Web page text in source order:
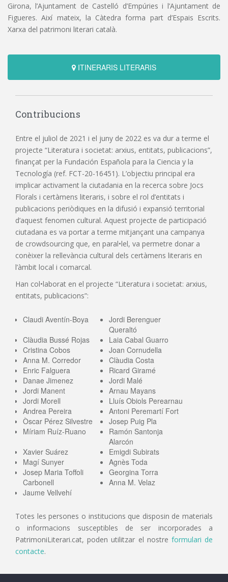
Girona, l’Ajuntament de Castelló d’Empúries i l’Ajuntament de
Figueres. Així mateix, la Càtedra forma part d’Espais Escrits.
Xarxa del patrimoni literari català.
ITINERARIS LITERARIS
Contribucions
Entre el juliol de 2021 i el juny de 2022 es va dur a terme el
projecte “Literatura i societat: arxius, entitats, publicacions”,
finançat per la Fundación Española para la Ciencia y la
Tecnología (ref. FCT-20-16451). L’objectiu principal era
implicar activament la ciutadania en la recerca sobre Jocs
Florals i certàmens literaris, i sobre el rol d’entitats i
publicacions periòdiques en la difusió i expansió territorial
d’aquest fenomen cultural. Aquest projecte de participació
ciutadana es va portar a terme mitjançant una campanya
de crowdsourcing que, en paral•lel, va permetre donar a
conèixer la rellevància cultural dels certàmens literaris en
l’àmbit local i comarcal.
Han col•laborat en el projecte “Literatura i societat: arxius,
entitats, publicacions”:
Claudi Aventín-Boya
Jordi Berenguer
Queraltó
Clàudia Bussé Rojas
Laia Cabal Guarro
Cristina Cobos
Joan Cornudella
Anna M. Corredor
Clàudia Costa
Enric Falguera
Ricard Giramé
Danae Jimenez
Jordi Malé
Jordi Manent
Arnau Mayans
Jordi Morell
Lluís Obiols Perearnau
Andrea Pereira
Antoni Peremartí Fort
Òscar Pérez Silvestre
Josep Puig Pla
Míriam Ruíz-Ruano
Ramón Santonja
Alarcón
Xavier Suárez
Emigdi Subirats
Magí Sunyer
Agnès Toda
Josep Maria Toffoli
Carbonell
Georgina Torra
Anna M. Velaz
Jaume Vellvehí
Totes les persones o institucions que disposin de materials
o informacions susceptibles de ser incorporades a
PatrimoniLiterari.cat, poden utilitzar el nostre formulari de
contacte.